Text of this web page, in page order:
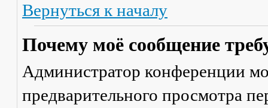
Вернуться к началу
Почему моё сообщение
Администратор конференции
предварительного просмотра